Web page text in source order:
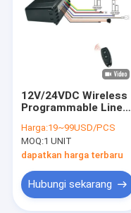
12V/24VDC Wireless
Programmable Linear
20A Dengan
Perlindungan
Overcurrent
Harga:19~99USD/PCS
MOQ:1 UNIT
dapatkan harga terbaru
Hubungi sekarang